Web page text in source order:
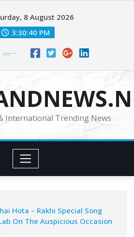
8 August 2026
3:30:41 PM
International Trending News
Hota – Rakhi Special Song
On The Auspicious Occasion